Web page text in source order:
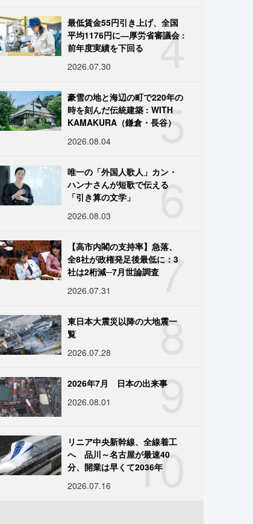
4
最低賃金55円引き上げ、全国
平均1176円に―厚労省審議会 :
前年度実績を下回る
2026.07.30
5
豪雪の地と海辺の町で220年の
時を刻んだ伝統建築 : WITH
KAMAKURA（鎌倉・長谷）
2026.08.04
6
唯一の「外国人歌人」カン・
ハンナさんが短歌で伝える
「引き算の文学」
2026.08.03
7
【高市内閣の支持率】急落、
全8社が政権発足後最低に：3
社は2桁減─7月世論調査
2026.07.31
8
東日本大震災以降の大地震一
覧
2026.07.28
9
2026年7月 日本の出来事
2026.08.01
10
リニア中央新幹線、全線着工
へ 品川～名古屋が最速40
分、開業は早くて2036年
2026.07.16